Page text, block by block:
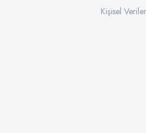
Süet
Süet
Kişisel